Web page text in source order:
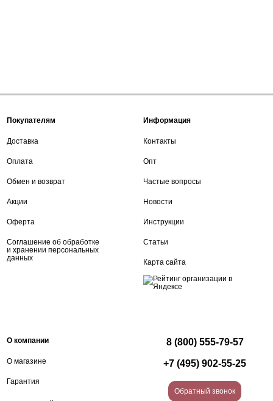
Покупателям
Доставка
Оплата
Обмен и возврат
Акции
Оферта
Соглашение об обработке
и хранении персональных
данных
Информация
Контакты
Опт
Частые вопросы
Новости
Инструкции
Статьи
Карта сайта
О компании
О магазине
Гарантия
8 (800) 555-79-57
+7 (495) 902-55-25
Обратный звонок